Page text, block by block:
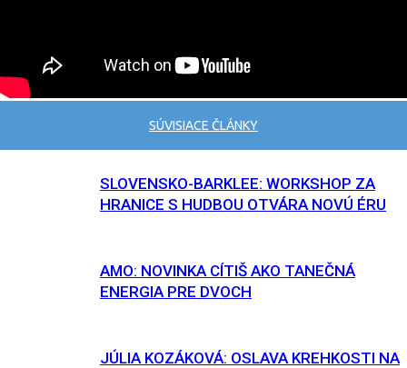
SÚVISIACE ČLÁNKY
SLOVENSKO-BARKLEE: WORKSHOP ZA
HRANICE S HUDBOU OTVÁRA NOVÚ ÉRU
AMO: NOVINKA CÍTIŠ AKO TANEČNÁ
ENERGIA PRE DVOCH
JÚLIA KOZÁKOVÁ: OSLAVA KREHKOSTI NA